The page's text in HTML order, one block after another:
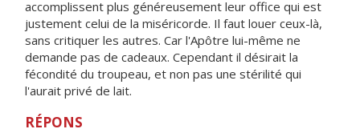
accomplissent plus généreusement leur office qui est
justement celui de la miséricorde. Il faut louer ceux-là,
sans critiquer les autres. Car l'Apôtre lui-même ne
demande pas de cadeaux. Cependant il désirait la
fécondité du troupeau, et non pas une stérilité qui
l'aurait privé de lait.
RÉPONS